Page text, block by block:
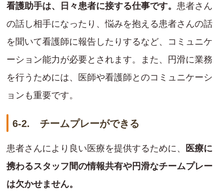
看護助手は、日々患者に接する仕事です。 患者さん
の話し相手になったり、悩みを抱える患者さんの話
を聞いて看護師に報告したりするなど、コミュニケ
ーション能力が必要とされます。また、円滑に業務
を行うためには、医師や看護師とのコミュニケーシ
ョンも重要です。
6-2. チームプレーができる
患者さんにより良い医療を提供するために、
医療に
携わるスタッフ間の情報共有や円滑なチームプレー
は欠かせません。